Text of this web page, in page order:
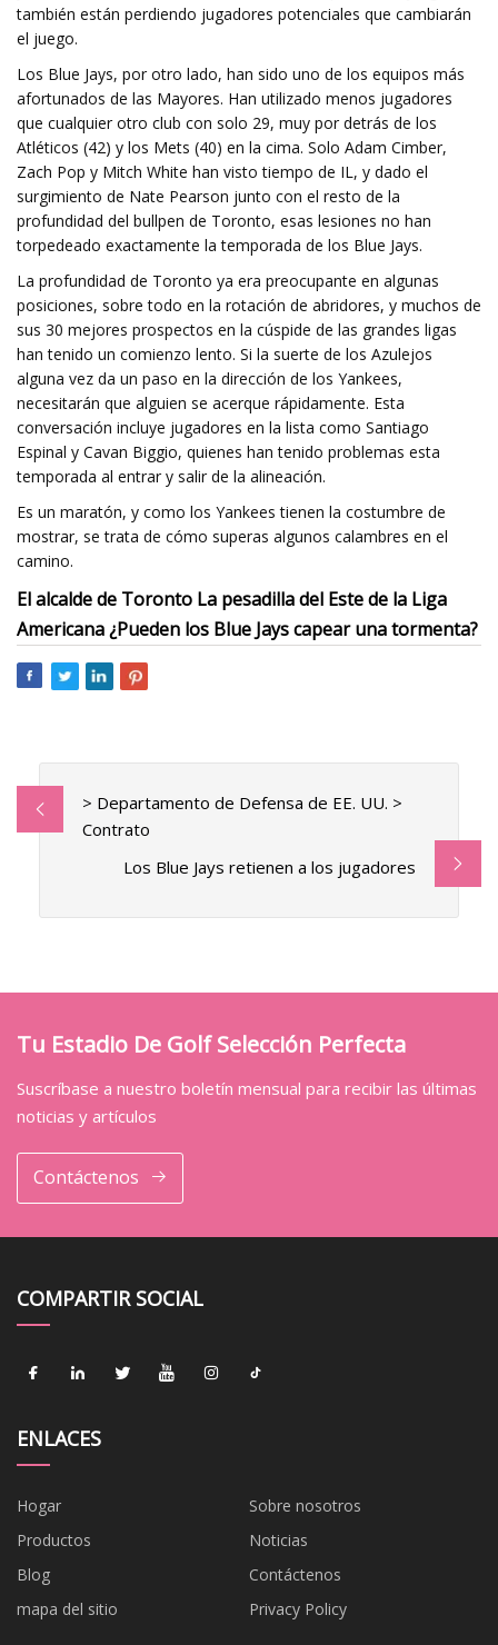
también están perdiendo jugadores potenciales que cambiarán
el juego.
Los Blue Jays, por otro lado, han sido uno de los equipos más
afortunados de las Mayores. Han utilizado menos jugadores
que cualquier otro club con solo 29, muy por detrás de los
Atléticos (42) y los Mets (40) en la cima. Solo Adam Cimber,
Zach Pop y Mitch White han visto tiempo de IL, y dado el
surgimiento de Nate Pearson junto con el resto de la
profundidad del bullpen de Toronto, esas lesiones no han
torpedeado exactamente la temporada de los Blue Jays.
La profundidad de Toronto ya era preocupante en algunas
posiciones, sobre todo en la rotación de abridores, y muchos de
sus 30 mejores prospectos en la cúspide de las grandes ligas
han tenido un comienzo lento. Si la suerte de los Azulejos
alguna vez da un paso en la dirección de los Yankees,
necesitarán que alguien se acerque rápidamente. Esta
conversación incluye jugadores en la lista como Santiago
Espinal y Cavan Biggio, quienes han tenido problemas esta
temporada al entrar y salir de la alineación.
Es un maratón, y como los Yankees tienen la costumbre de
mostrar, se trata de cómo superas algunos calambres en el
camino.
El alcalde de Toronto La pesadilla del Este de la Liga
Americana ¿Pueden los Blue Jays capear una tormenta?
> Departamento de Defensa de EE. UU. >
Contrato
Los Blue Jays retienen a los jugadores
Tu Estadio De Golf Selección Perfecta
Suscríbase a nuestro boletín mensual para recibir las últimas
noticias y artículos
Contáctenos
COMPARTIR SOCIAL
ENLACES
Hogar
Sobre nosotros
Productos
Noticias
Blog
Contáctenos
mapa del sitio
Privacy Policy